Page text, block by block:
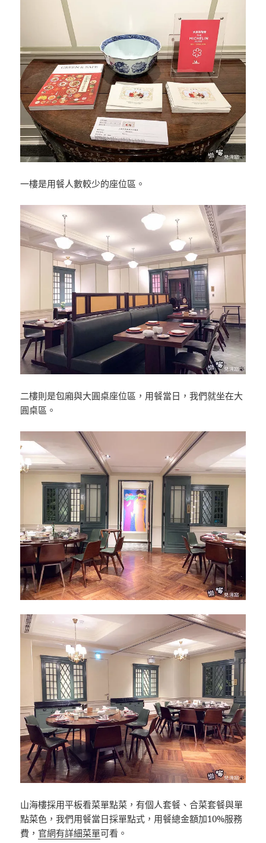
一樓是用餐人數較少的座位區。
二樓則是包廂與大圓桌座位區，用餐當日，我們就坐在大
圓桌區。
山海樓採用平板看菜單點菜，有個人套餐、合菜套餐與單
點菜色，我們用餐當日採單點式，用餐總金額加10%服務
費， 官網有詳細菜單可看。